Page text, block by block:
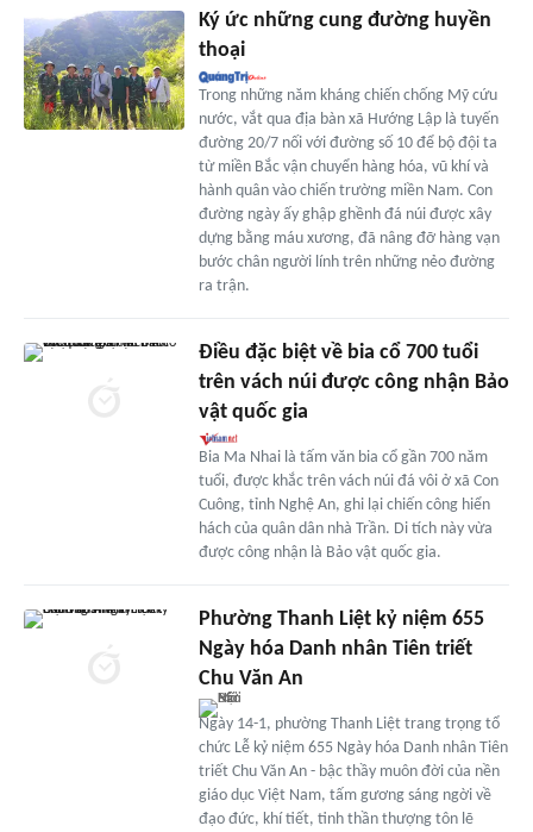
Ký ức những cung đường huyền
thoại
Trong những năm kháng chiến chống Mỹ cứu
nước, vắt qua địa bàn xã Hướng Lập là tuyến
đường 20/7 nối với đường số 10 để bộ đội ta
từ miền Bắc vận chuyển hàng hóa, vũ khí và
hành quân vào chiến trường miền Nam. Con
đường ngày ấy ghập ghềnh đá núi được xây
dựng bằng máu xương, đã nâng đỡ hàng vạn
bước chân người lính trên những nẻo đường
ra trận.
Điều đặc biệt về bia cổ 700 tuổi
trên vách núi được công nhận Bảo
vật quốc gia
Bia Ma Nhai là tấm văn bia cổ gần 700 năm
tuổi, được khắc trên vách núi đá vôi ở xã Con
Cuông, tỉnh Nghệ An, ghi lại chiến công hiển
hách của quân dân nhà Trần. Di tích này vừa
được công nhận là Bảo vật quốc gia.
Phường Thanh Liệt kỷ niệm 655
Ngày hóa Danh nhân Tiên triết
Chu Văn An
Ngày 14-1, phường Thanh Liệt trang trọng tổ
chức Lễ kỷ niệm 655 Ngày hóa Danh nhân Tiên
triết Chu Văn An - bậc thầy muôn đời của nền
giáo dục Việt Nam, tấm gương sáng ngời về
đạo đức, khí tiết, tinh thần thượng tôn lẽ